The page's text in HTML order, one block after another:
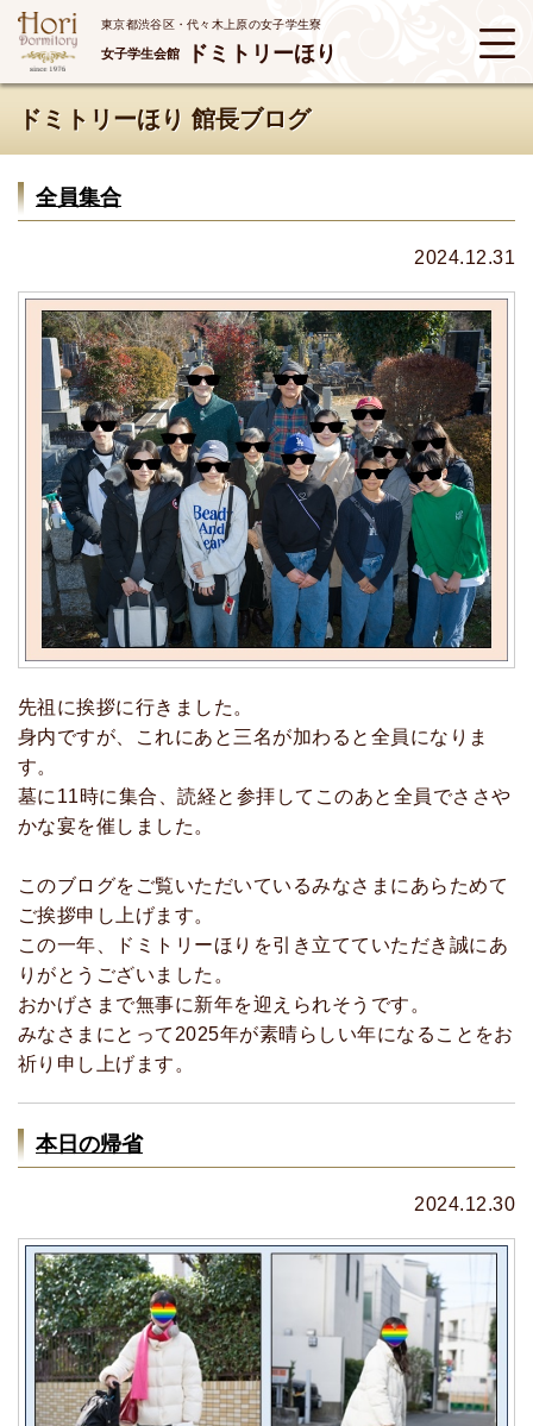
東京都渋谷区・代々木上原の女子学生寮
女子学生会館 ドミトリーほり
ドミトリーほり 館長ブログ
全員集合
2024.12.31
先祖に挨拶に行きました。
身内ですが、これにあと三名が加わると全員になりま
す。
墓に11時に集合、読経と参拝してこのあと全員でささや
かな宴を催しました。
このブログをご覧いただいているみなさまにあらためて
ご挨拶申し上げます。
この一年、ドミトリーほりを引き立てていただき誠にあ
りがとうございました。
おかげさまで無事に新年を迎えられそうです。
みなさまにとって2025年が素晴らしい年になることをお
祈り申し上げます。
本日の帰省
2024.12.30